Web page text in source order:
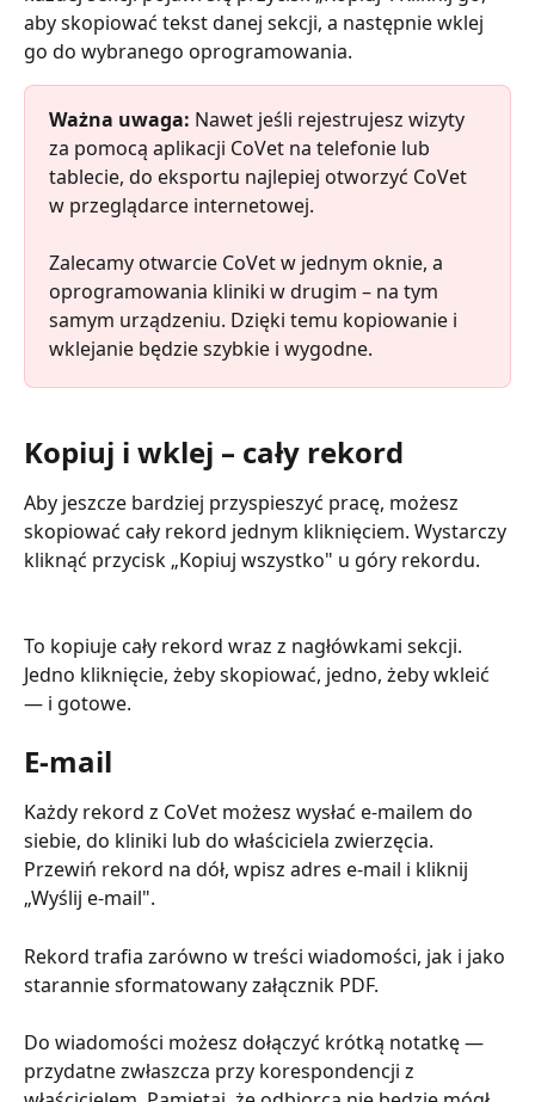
aby skopiować tekst danej sekcji, a następnie wklej
go do wybranego oprogramowania.
Ważna uwaga: Nawet jeśli rejestrujesz wizyty
za pomocą aplikacji CoVet na telefonie lub
tablecie, do eksportu najlepiej otworzyć CoVet
w przeglądarce internetowej.
Zalecamy otwarcie CoVet w jednym oknie, a
oprogramowania kliniki w drugim – na tym
samym urządzeniu. Dzięki temu kopiowanie i
wklejanie będzie szybkie i wygodne.
Kopiuj i wklej – cały rekord
Aby jeszcze bardziej przyspieszyć pracę, możesz
skopiować cały rekord jednym kliknięciem. Wystarczy
kliknąć przycisk „Kopiuj wszystko" u góry rekordu.
To kopiuje cały rekord wraz z nagłówkami sekcji.
Jedno kliknięcie, żeby skopiować, jedno, żeby wkleić
— i gotowe.
E-mail
Każdy rekord z CoVet możesz wysłać e-mailem do
siebie, do kliniki lub do właściciela zwierzęcia.
Przewiń rekord na dół, wpisz adres e-mail i kliknij
„Wyślij e-mail".
Rekord trafia zarówno w treści wiadomości, jak i jako
starannie sformatowany załącznik PDF.
Do wiadomości możesz dołączyć krótką notatkę —
przydatne zwłaszcza przy korespondencji z